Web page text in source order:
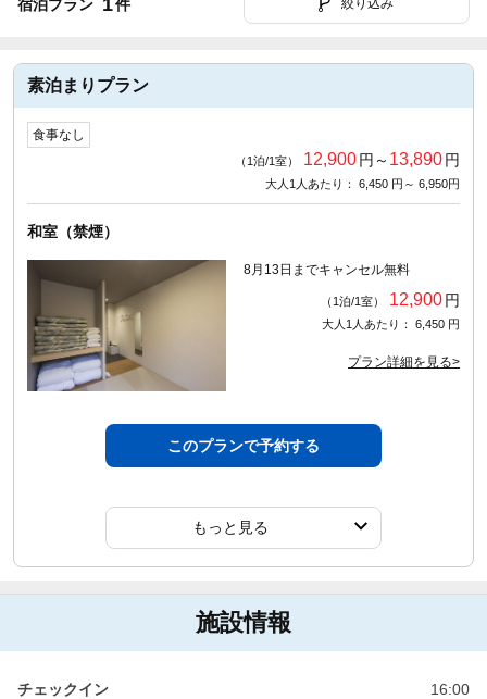
宿泊プラン 件 絞り込み
素泊まりプラン
食事なし
（1泊/1室） 12,900円～ 13,890円
大人1人あたり： 6,450 円～ 6,950円
和室（禁煙）
8月13日までキャンセル無料
（1泊/1室） 12,900円
大人1人あたり： 6,450 円
プラン詳細を見る>
このプランで予約する
もっと見る
施設情報
チェックイン 16:00